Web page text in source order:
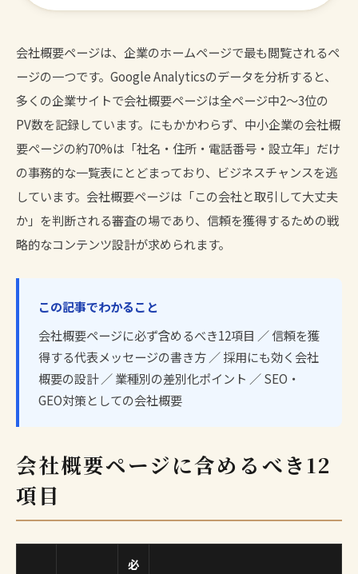
会社概要ページは、企業のホームページで最も閲覧されるペ
ージの一つです。Google Analyticsのデータを分析すると、
多くの企業サイトで会社概要ページは全ページ中2〜3位の
PV数を記録しています。にもかかわらず、中小企業の会社概
要ページの約70%は「社名・住所・電話番号・設立年」だけ
の事務的な一覧表にとどまっており、ビジネスチャンスを逃
しています。会社概要ページは「この会社と取引して大丈夫
か」を判断される審査の場であり、信頼を獲得するための戦
略的なコンテンツ設計が求められます。
この記事でわかること
会社概要ページに必ず含めるべき12項目 ／ 信頼を獲
得する代表メッセージの書き方 ／ 採用にも効く会社
概要の設計 ／ 業種別の差別化ポイント ／ SEO・
GEO対策としての会社概要
会社概要ページに含めるべき12
項目
必